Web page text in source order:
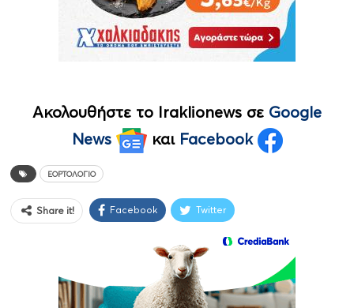
Ακολουθήστε το Iraklionews σε Google
News
και Facebook
ΕΟΡΤΟΛΌΓΙΟ
Share it! Facebook Twitter